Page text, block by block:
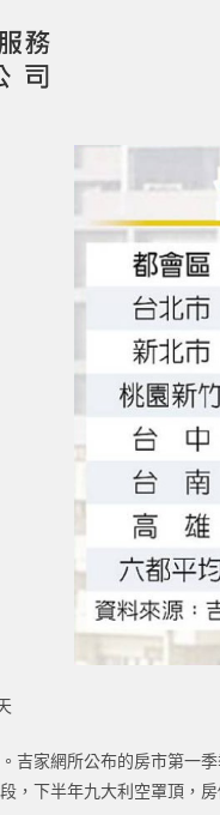
吉家網所公布的房市第一
，下半年九大利空罩頂，